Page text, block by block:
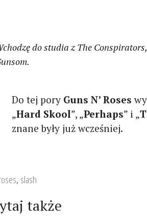
do studia z The
Do tej pory Guns N’ Roses
„Hard Skool”, „Perhaps” i „
znane były już wcześniej.
, slash
także